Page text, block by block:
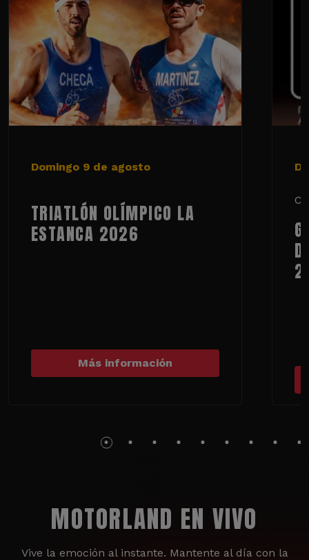
Domingo 9 de agosto
TRIATLÓN OLÍMPICO LA
ESTANCA 2026
Más información
MOTORLAND EN VIVO
Vive la emoción al instante. Mantente al día con la